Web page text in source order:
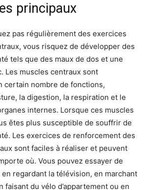
principaux
pas régulièrement des exercices
vous risquez de développer des
tels que des maux de dos et une
Les muscles centraux sont
certain nombre de fonctions,
la digestion, la respiration et le
internes. Lorsque ces muscles
êtes plus susceptible de souffrir de
Les exercices de renforcement des
sont faciles à réaliser et peuvent
où. Vous pouvez essayer de
regardant la télévision, en marchant
faisant du vélo d’appartement ou en